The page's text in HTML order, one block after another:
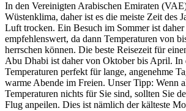
In den Vereinigten Arabischen Emiraten
Wüstenklima, daher ist es die meiste Zeit des
Luft trocken. Ein Besuch im Sommer ist
empfehlenswert, da dann Temperaturen von
herrschen können. Die beste Reisezeit für
Abu Dhabi ist daher von Oktober bis April. In
Temperaturen perfekt für lange, angenehme
warme Abende im Freien. Unser Tipp: Wenn
Temperaturen nichts für Sie sind, sollten Sie
Flug anpeilen. Dies ist nämlich der kälteste